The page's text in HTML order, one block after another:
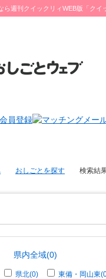
週刊クイックリィWEB版「クイ
おしごとを探す 検索結
県内全域(0)
県北(0) 東備・岡山東